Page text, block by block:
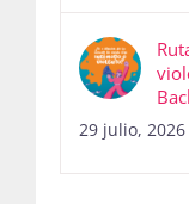
29 julio, 2026